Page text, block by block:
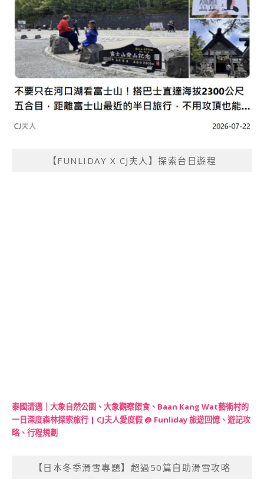
【FUNLIDAY X CJ夫人】探索台日遊程
泰國清邁｜大象自然公園、大象觀察餵食、Baan Kang Wat藝術村的
一日深度森林探索旅行 | CJ夫人愛度假 @ Funliday 旅遊回憶、遊記攻
略、行程規劃
【日本冬季滑雪專題】超過50篇自助滑雪攻略